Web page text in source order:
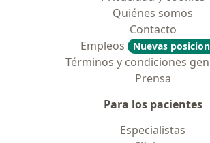
Quiénes somos
Contacto
Empleos
Nuevas
Términos y condiciones
Prensa
Para los pacientes
Especialistas